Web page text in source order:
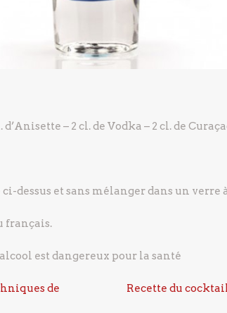
d’Anisette – 2 cl. de Vodka – 2 cl. de
dessus et sans mélanger dans un verre
français.
est dangereux pour la santé
de
Recette du